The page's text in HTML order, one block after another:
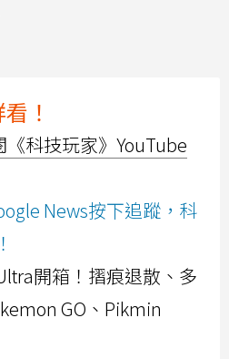
！
《科技玩家》YouTube
News按下追蹤，科
開箱！摺痕退散、多
GO、Pikmin